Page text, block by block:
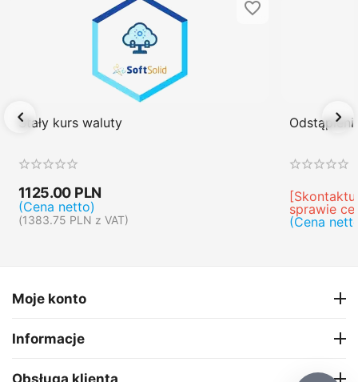
Stały kurs waluty
1125.00 PLN
(Cena netto)
(1383.75 PLN z VAT)
sprawie
(Cena
Moje konto
Informacje
Obsługa klienta